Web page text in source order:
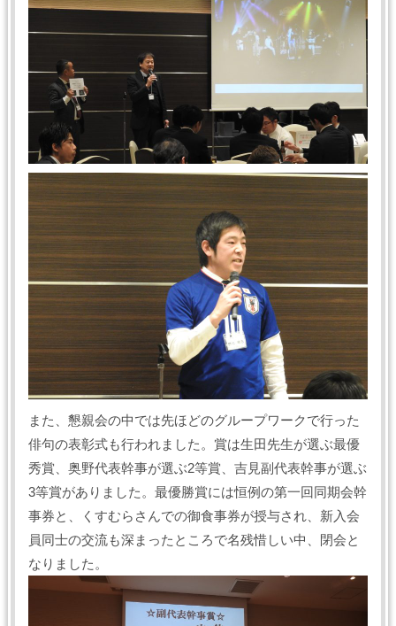
また、懇親会の中では先ほどのグループワークで行った
俳句の表彰式も行われました。賞は生田先生が選ぶ最優
秀賞、奥野代表幹事が選ぶ2等賞、吉見副代表幹事が選ぶ
3等賞がありました。最優勝賞には恒例の第一回同期会幹
事券と、くすむらさんでの御食事券が授与され、新入会
員同士の交流も深まったところで名残惜しい中、閉会と
なりました。